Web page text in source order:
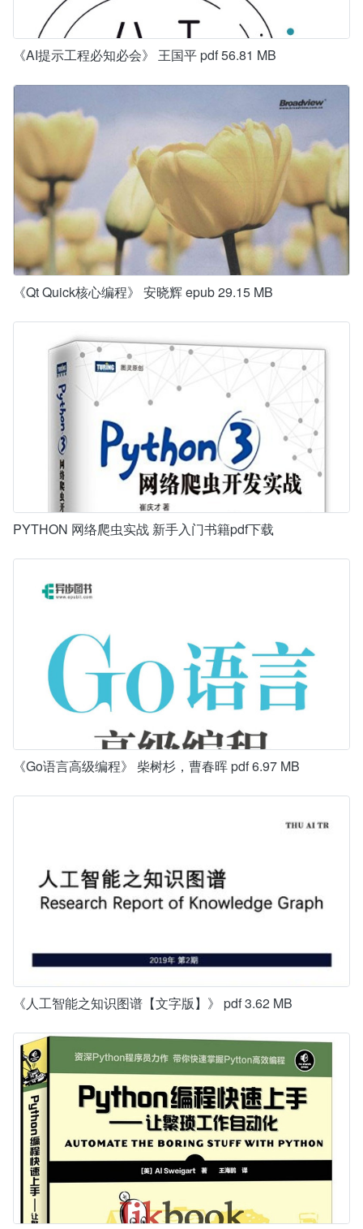
《AI提示工程必知必会》 王国平 pdf 56.81 MB
《Qt Quick核心编程》 安晓辉 epub 29.15 MB
PYTHON 网络爬虫实战 新手入门书籍pdf下载
《Go语言高级编程》 柴树杉，曹春晖 pdf 6.97 MB
《人工智能之知识图谱【文字版】》 pdf 3.62 MB